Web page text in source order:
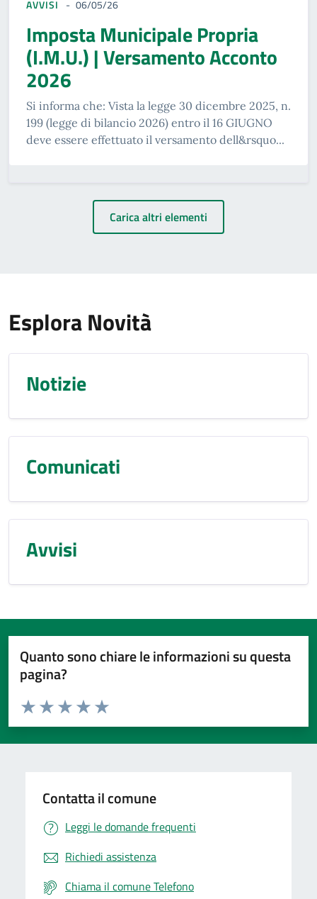
AVVISI 06/05/26
Imposta Municipale Propria
(I.M.U.) | Versamento Acconto
2026
Si informa che: Vista la legge 30 dicembre 2025, n.
199 (legge di bilancio 2026) entro il 16 GIUGNO
deve essere effettuato il versamento dell&rsquo...
Carica altri elementi
Esplora Novità
Notizie
Comunicati
Avvisi
Quanto sono chiare le informazioni su questa
pagina?
Valuta da 1 a 5 stelle la pagina
Valuta 5 stelle su 5
Valuta 4 stelle su 5
Valuta 3 stelle su 5
Valuta 2 stelle su 5
Valuta 1 stelle su 5
Contatta il comune
Leggi le domande frequenti
Richiedi assistenza
Chiama il comune Telefono